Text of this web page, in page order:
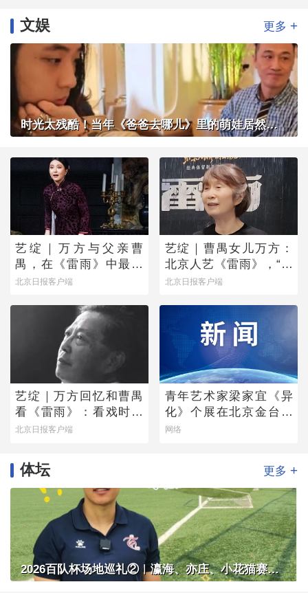
文娱 更多 +
时光太残酷！当年《爸爸去哪儿》里的萌娃居然长成了这样？
艺绽｜万方与父亲曹
禺，在《雷雨》中最爱
蘩漪
北京日报客户端
艺绽｜曹禺女儿万方：
北京人艺《雷雨》，“是
它原生的样子”
北京日报客户端
艺绽｜万方回忆和曹禺
看《雷雨》：看戏时吓
哭，被父亲“抄”出剧场
北京日报客户端
青年艺术家梁家宜《异
化》个展在北京金台艺
术馆启幕：以先锋艺术
网络
体坛 更多 +
2026百队杯场地巡礼②︱瀛海、亦庄、小花猫赛区将承办多组别百队杯比赛